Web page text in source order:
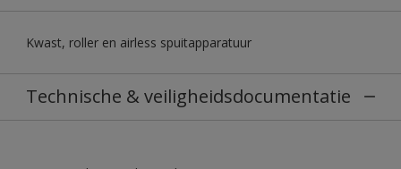
Kwast, roller en airless spuitapparatuur
Technische & veiligheidsdocumentatie